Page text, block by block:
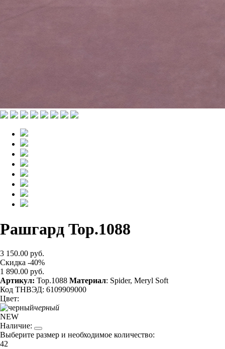
Рашгард Top.1088
3 150.00 руб.
Скидка -40%
1 890.00 руб.
Артикул: Top.1088 Материал: Spider, Meryl Soft
Код ТНВЭД: 6109909000
Цвет:
черный
NEW
Наличие:
Выберите размер и необходимое количество:
42